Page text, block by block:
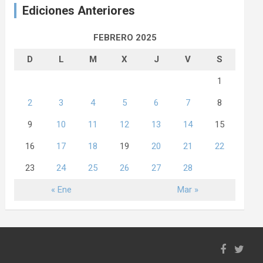
Ediciones Anteriores
FEBRERO 2025
D L M X J V S
« Ene Mar »
1
2 3 4 5 6 7 8
9 10 11 12 13 14 15
16 17 18 19 20 21 22
23 24 25 26 27 28